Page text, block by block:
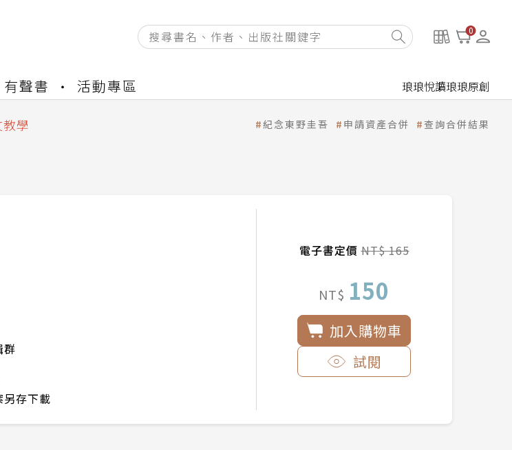
0
有聲書 活動專區 琅琅悅讀琅琅原創
學
紀念東野圭吾 申請資產合併 查詢合併結果
群
存下載
電子書定價NT$ 165
NT$ 150
加入購物車
試閱